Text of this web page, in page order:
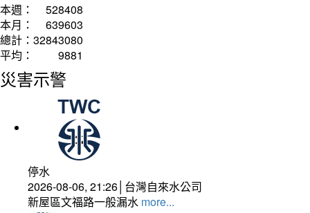
本週：
528408
本月：
639603
總計： 32843080
平均：
9881
災害示警
停水
2026-08-06, 21:26│台灣自來水公司
新屋區文福路一般漏水 more...